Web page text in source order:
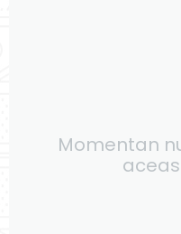
Momentan